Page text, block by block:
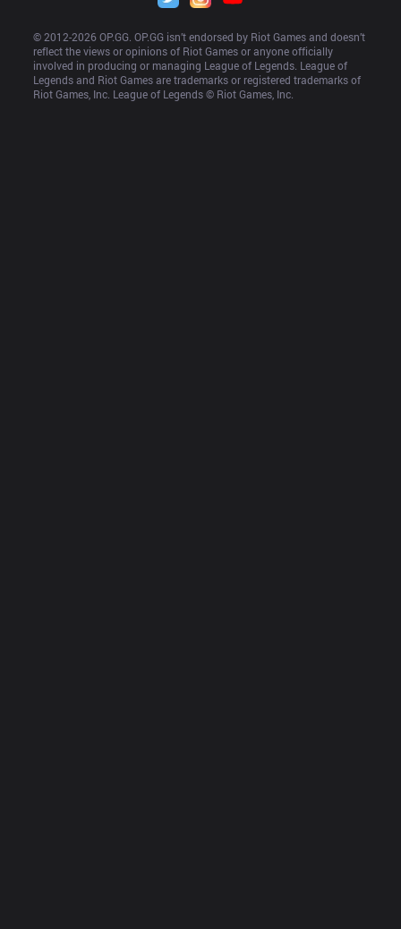
© 2012-2026 OP.GG. OP.GG isn’t endorsed by Riot Games and doesn’t
reflect the views or opinions of Riot Games or anyone officially
involved in producing or managing League of Legends. League of
Legends and Riot Games are trademarks or registered trademarks of
Riot Games, Inc. League of Legends © Riot Games, Inc.